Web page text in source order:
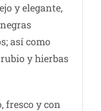
y elegante,
así como
y hierbas
fresco y con